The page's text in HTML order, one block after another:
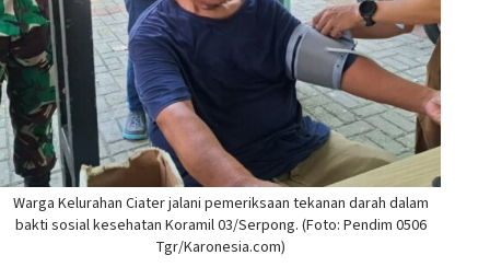
Warga Kelurahan Ciater jalani pemeriksaan tekanan darah dalam
bakti sosial kesehatan Koramil 03/Serpong. (Foto: Pendim 0506
Tgr/Karonesia.com)